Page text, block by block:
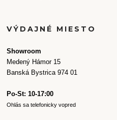
VÝDAJNÉ MIESTO
Showroom
Medený Hámor 15
Banská Bystrica 974 01
Po-St: 10-17:00
Ohlás sa telefonicky vopred